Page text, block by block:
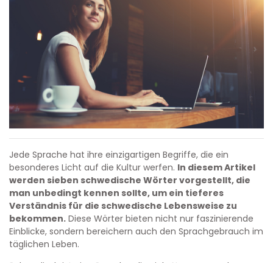
Jede Sprache hat ihre einzigartigen Begriffe, die ein
besonderes Licht auf die Kultur werfen. In diesem Artikel
werden sieben schwedische Wörter vorgestellt, die
man unbedingt kennen sollte, um ein tieferes
Verständnis für die schwedische Lebensweise zu
bekommen. Diese Wörter bieten nicht nur faszinierende
Einblicke, sondern bereichern auch den Sprachgebrauch im
täglichen Leben.